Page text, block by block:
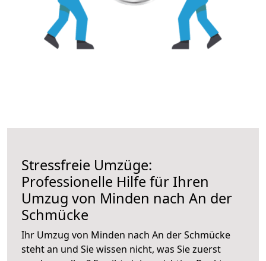
Stressfreie Umzüge:
Professionelle Hilfe für Ihren
Umzug von Minden nach An der
Schmücke
Ihr Umzug von Minden nach An der Schmücke
steht an und Sie wissen nicht, was Sie zuerst